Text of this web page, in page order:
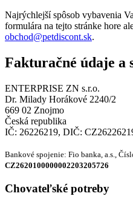
Najrýchlejší spôsob vybavenia
formulára na tejto stránke hore
obchod@petdiscont.sk.
Fakturačné údaje a
ENTERPRISE ZN s.r.o.
Dr. Milady Horákové 2240/2
669 02 Znojmo
Česká republika
IČ: 26226219, DIČ:
Bankové spojenie: Fio banka, a.s.,
CZ2620100000002203205726
Chovateľské potreby